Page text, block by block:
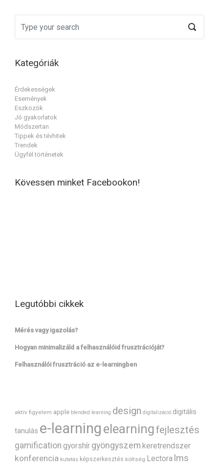
Kategóriák
Érdekességek
Események
Eszközök
Jó gyakorlatok
Módszertan
Tippek és tévhitek
Trendek
Ügyfél történetek
Kövessen minket Facebookon!
Legutóbbi cikkek
Mérés vagy igazolás?
Hogyan minimalizáld a felhasználóid frusztrációját?
Felhasználói frusztráció az e-learningben
aktív figyelem apple blended learning design digitalizáció digitális
tanulás e-learning elearningfejlesztés
gamification gyorshír gyöngyszem keretrendszer
konferencia kutatás képszerkesztés költség Lectora lms